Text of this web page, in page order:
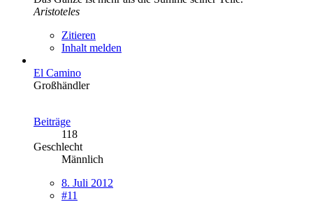
Aristoteles
Zitieren
Inhalt melden
El Camino
Großhändler
Beiträge
118
Geschlecht
Männlich
8. Juli 2012
#11